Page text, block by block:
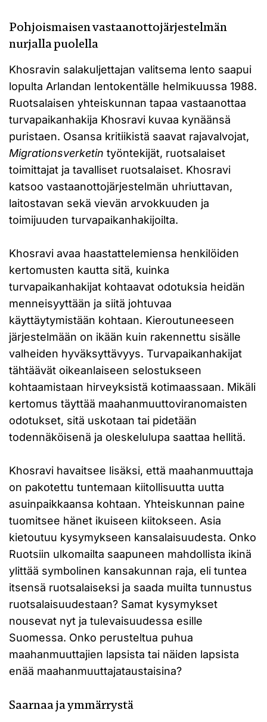
Pohjoismaisen vastaanottojärjestelmän
nurjalla puolella
Khosravin salakuljettajan valitsema lento saapui
lopulta Arlandan lentokentälle helmikuussa 1988.
Ruotsalaisen yhteiskunnan tapaa vastaanottaa
turvapaikanhakija Khosravi kuvaa kynäänsä
puristaen. Osansa kritiikistä saavat rajavalvojat,
Migrationsverketin työntekijät, ruotsalaiset
toimittajat ja tavalliset ruotsalaiset. Khosravi
katsoo vastaanottojärjestelmän uhriuttavan,
laitostavan sekä vievän arvokkuuden ja
toimijuuden turvapaikanhakijoilta.
Khosravi avaa haastattelemiensa henkilöiden
kertomusten kautta sitä, kuinka
turvapaikanhakijat kohtaavat odotuksia heidän
menneisyyttään ja siitä johtuvaa
käyttäytymistään kohtaan. Kieroutuneeseen
järjestelmään on ikään kuin rakennettu sisälle
valheiden hyväksyttävyys. Turvapaikanhakijat
tähtäävät oikeanlaiseen selostukseen
kohtaamistaan hirveyksistä kotimaassaan. Mikäli
kertomus täyttää maahanmuuttoviranomaisten
odotukset, sitä uskotaan tai pidetään
todennäköisenä ja oleskelulupa saattaa hellitä.
Khosravi havaitsee lisäksi, että maahanmuuttaja
on pakotettu tuntemaan kiitollisuutta uutta
asuinpaikkaansa kohtaan. Yhteiskunnan paine
tuomitsee hänet ikuiseen kiitokseen. Asia
kietoutuu kysymykseen kansalaisuudesta. Onko
Ruotsiin ulkomailta saapuneen mahdollista ikinä
ylittää symbolinen kansakunnan raja, eli tuntea
itsensä ruotsalaiseksi ja saada muilta tunnustus
ruotsalaisuudestaan? Samat kysymykset
nousevat nyt ja tulevaisuudessa esille
Suomessa. Onko perusteltua puhua
maahanmuuttajien lapsista tai näiden lapsista
enää maahanmuuttajataustaisina?
Saarnaa ja ymmärrystä